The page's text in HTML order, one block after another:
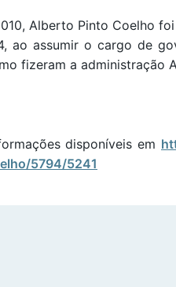
Alberto Pinto Coelho
ao assumir o cargo de
fizeram a administração
disponíveis em
5794/5241